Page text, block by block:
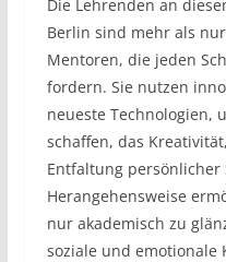
Die Lehrenden an
Berlin sind mehr als
Mentoren, die jeden
fordern. Sie nutzen
neueste Technologien,
schaffen, das
Entfaltung persönlicher
Herangehensweise
nur akademisch zu
soziale und emotionale